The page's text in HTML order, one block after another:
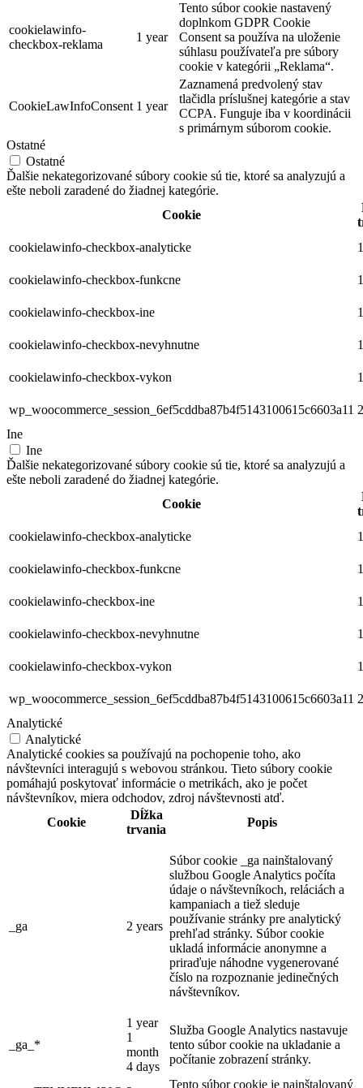
cookielawinfo-
checkbox-reklama
1 year
Tento súbor cookie nastavený
doplnkom GDPR Cookie
Consent sa používa na uloženie
súhlasu používateľa pre súbory
cookie v kategórii „Reklama“.
CookieLawInfoConsent 1 year
Zaznamená predvolený stav
tlačidla príslušnej kategórie a stav
CCPA. Funguje iba v koordinácii
s primárnym súborom cookie.
Ostatné
Ostatné
Ďalšie nekategorizované súbory cookie sú tie, ktoré sa analyzujú a
ešte neboli zaradené do žiadnej kategórie.
Cookie
cookielawinfo-checkbox-analyticke
cookielawinfo-checkbox-funkcne
cookielawinfo-checkbox-ine
cookielawinfo-checkbox-nevyhnutne
cookielawinfo-checkbox-vykon
wp_woocommerce_session_6ef5cddba87b4f5143100615c6603a11
Ine
Ine
Ďalšie nekategorizované súbory cookie sú tie, ktoré sa analyzujú a
ešte neboli zaradené do žiadnej kategórie.
Cookie
cookielawinfo-checkbox-analyticke
cookielawinfo-checkbox-funkcne
cookielawinfo-checkbox-ine
cookielawinfo-checkbox-nevyhnutne
cookielawinfo-checkbox-vykon
wp_woocommerce_session_6ef5cddba87b4f5143100615c6603a11
Analytické
Analytické
Analytické cookies sa používajú na pochopenie toho, ako
návštevníci interagujú s webovou stránkou. Tieto súbory cookie
pomáhajú poskytovať informácie o metrikách, ako je počet
návštevníkov, miera odchodov, zdroj návštevnosti atď.
Cookie
Dĺžka
trvania
Popis
_ga 2 years
Súbor cookie _ga nainštalovaný
službou Google Analytics počíta
údaje o návštevníkoch, reláciách a
kampaniach a tiež sleduje
používanie stránky pre analytický
prehľad stránky. Súbor cookie
ukladá informácie anonymne a
priraďuje náhodne vygenerované
číslo na rozpoznanie jedinečných
návštevníkov.
_ga_*
1 year
1
month
4 days
Služba Google Analytics nastavuje
tento súbor cookie na ukladanie a
počítanie zobrazení stránky.
Tento súbor cookie je nainštalovaný